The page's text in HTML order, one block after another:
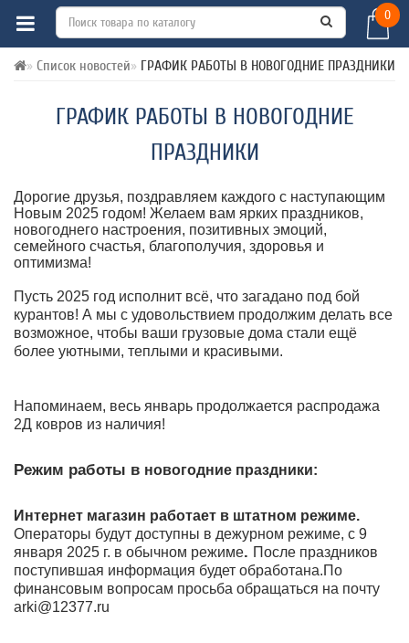
0
Список новостей ГРАФИК РАБОТЫ В НОВОГОДНИЕ ПРАЗДНИКИ
ГРАФИК РАБОТЫ В НОВОГОДНИЕ
ПРАЗДНИКИ
Дорогие друзья, поздравляем каждого с наступающим
Новым 2025 годом! Желаем вам ярких праздников,
новогоднего настроения, позитивных эмоций,
семейного счастья, благополучия, здоровья и
оптимизма!
Пусть 2025 год исполнит всё, что загадано под бой
курантов! А мы с удовольствием продолжим делать все
возможное, чтобы ваши грузовые дома стали ещё
более уютными, теплыми и красивыми.
Напоминаем, весь январь продолжается распродажа
2Д ковров из наличия!
Режим работы в новогодние праздники:
Интернет магазин работает в штатном режиме.
Операторы будут доступны в дежурном режиме, с 9
января 2025 г. в обычном режиме. После праздников
поступившая информация будет обработана.По
финансовым вопросам просьба обращаться на почту
arki@12377.ru